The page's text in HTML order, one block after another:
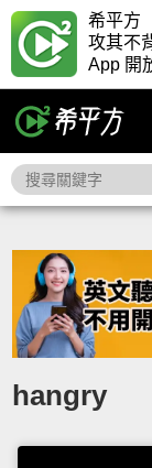
希平方
攻其不
App 開
hangry